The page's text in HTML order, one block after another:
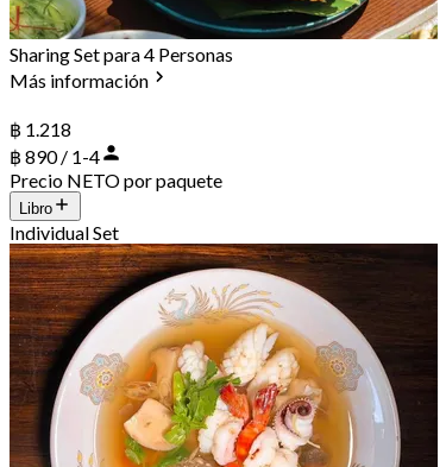
Sharing Set para 4 Personas
Más información
฿ 1.218
฿ 890 / 1-4
Precio NETO por paquete
Libro
Individual Set